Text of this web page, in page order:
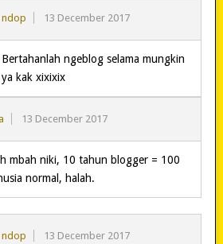
ndop 13 December 2017
Bertahanlah ngeblog selama mungkin
ya kak xixixix
13 December 2017
mbah niki, 10 tahun blogger = 100
normal, halah.
ndop 13 December 2017